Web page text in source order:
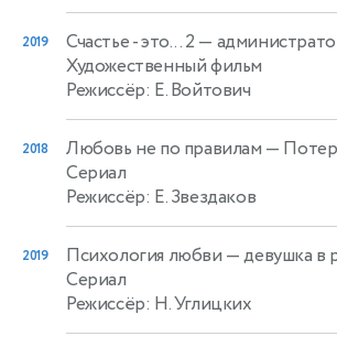
2019 Счастье - это... 2 —
Художественный фильм
Режиссёр: Е. Войтович
2018 Любовь не по правилам —
Сериал
Режиссёр: Е. Звездаков
2019 Психология любви — девушка в
Сериал
Режиссёр: Н. Углицких